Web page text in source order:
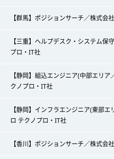
【群馬】ポジションサーチ／株式会
【三重】ヘルプデスク・システム保
プロ・IT社
【静岡】組込エンジニア(中部エリ
クノプロ・IT社
【静岡】インフラエンジニア(東部
ロ テクノプロ・IT社
【香川】ポジションサーチ／株式会